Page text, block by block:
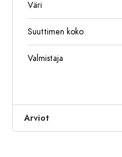
Väri
Suuttimen koko
Valmistaja
Arviot